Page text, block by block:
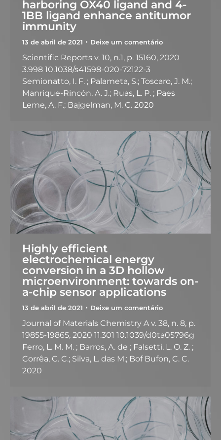
harboring OX40 ligand and 4-
1BB ligand enhance antitumor
immunity
13 de abril de 2021 Deixe um comentário
Scientific Reports v. 10, n.1, p. 15160, 2020
3.998 10.1038/s41598-020-72122-3
Semionatto, I. F. ; Palameta, S.; Toscaro, J. M.;
Manrique-Rincón, A. J.; Ruas, L. P. ; Paes
Leme, A. F.; Bajgelman, M. C. 2020
Highly efficient
electrochemical energy
conversion in a 3D hollow
microenvironment: towards on-
a-chip sensor applications
13 de abril de 2021 Deixe um comentário
Journal of Materials Chemistry A v. 38, n. 8, p.
19855-19865, 2020 11.301 10.1039/d0ta05796g
Ferro, L. M. M. ; Barros, A. de ; Falsetti, L. O. Z. ;
Corrêa, C. C.; Silva, L. das M.; Bof Bufon, C. C.
2020